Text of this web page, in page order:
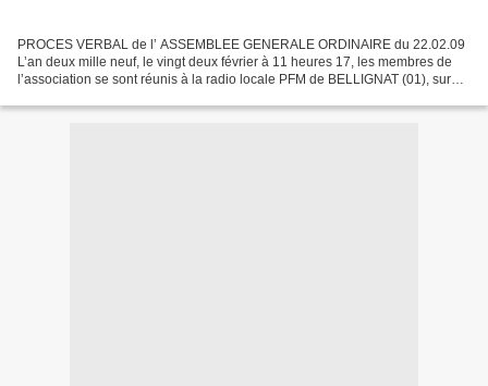
PROCES VERBAL de l’ ASSEMBLEE GENERALE ORDINAIRE du 22.02.09
L’an deux mille neuf, le vingt deux février à 11 heures 17, les membres de
l’association se sont réunis à la radio locale PFM de BELLIGNAT (01), sur